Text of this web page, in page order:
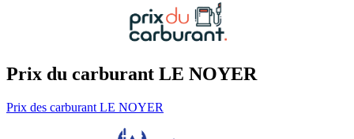
Prix du carburant LE NOYER
Prix des carburant LE NOYER